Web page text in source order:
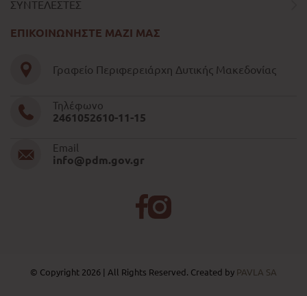
ΣΥΝΤΕΛΕΣΤΕΣ
ΕΠΙΚΟΙΝΩΝΗΣΤΕ ΜΑΖΙ ΜΑΣ
Γραφείο Περιφερειάρχη Δυτικής Μακεδονίας
Τηλέφωνο
2461052610-11-15
Email
info@pdm.gov.gr
© Copyright 2026 | All Rights Reserved. Created by PAVLA SA